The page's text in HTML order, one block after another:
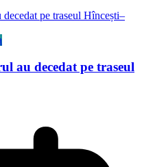
au decedat pe traseul